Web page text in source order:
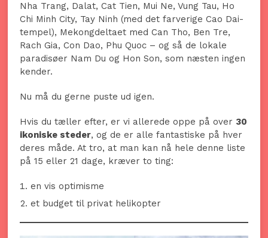
Nha Trang, Dalat, Cat Tien, Mui Ne, Vung Tau, Ho
Chi Minh City, Tay Ninh (med det farverige Cao Dai-
tempel), Mekongdeltaet med Can Tho, Ben Tre,
Rach Gia, Con Dao, Phu Quoc – og så de lokale
paradisøer Nam Du og Hon Son, som næsten ingen
kender.
Nu må du gerne puste ud igen.
Hvis du tæller efter, er vi allerede oppe på over 30
ikoniske steder, og de er alle fantastiske på hver
deres måde. At tro, at man kan nå hele denne liste
på 15 eller 21 dage, kræver to ting:
en vis optimisme
et budget til privat helikopter